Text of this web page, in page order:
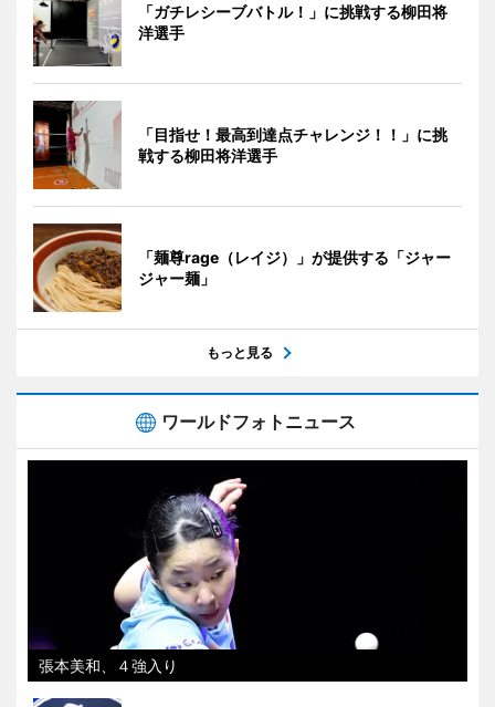
「ガチレシーブバトル！」に挑戦する柳田将
洋選手
「目指せ！最高到達点チャレンジ！！」に挑
戦する柳田将洋選手
「麺尊rage（レイジ）」が提供する「ジャー
ジャー麺」
もっと見る
ワールドフォトニュース
張本美和、４強入り